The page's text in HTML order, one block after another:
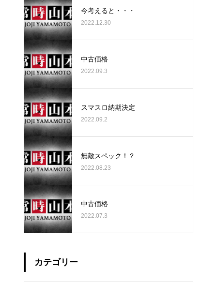
今考えると・・・
2022.12.30
中古価格
2022.09.3
スマスロ納期決定
2022.09.2
無敵スペック！？
2022.08.23
中古価格
2022.07.3
カテゴリー